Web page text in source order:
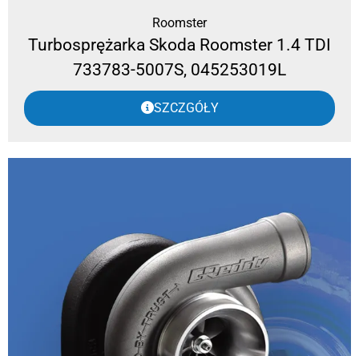
Roomster
Turbosprężarka Skoda Roomster 1.4 TDI
733783-5007S, 045253019L
SZCZGÓŁY